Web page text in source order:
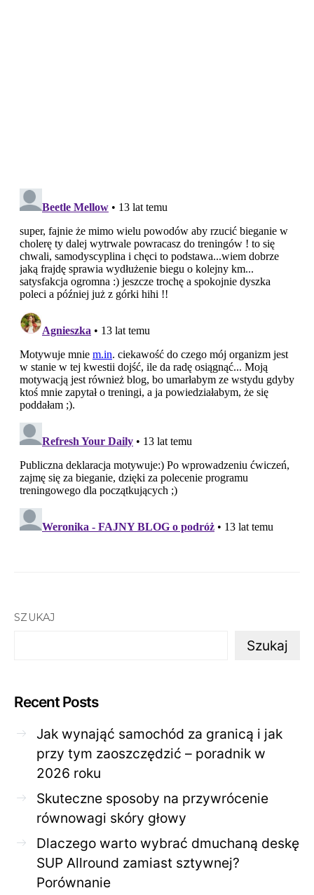
SZUKAJ
Szukaj
Recent Posts
Jak wynająć samochód za granicą i jak
przy tym zaoszczędzić – poradnik w
2026 roku
Skuteczne sposoby na przywrócenie
równowagi skóry głowy
Dlaczego warto wybrać dmuchaną deskę
SUP Allround zamiast sztywnej?
Porównanie